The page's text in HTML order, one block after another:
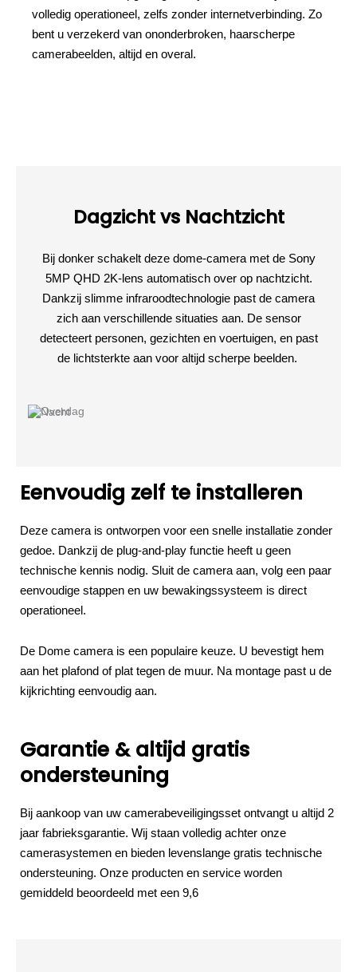
volledig operationeel, zelfs zonder internetverbinding. Zo
bent u verzekerd van ononderbroken, haarscherpe
camerabeelden, altijd en overal.
Dagzicht vs Nachtzicht
Bij donker schakelt deze dome-camera met de Sony
5MP QHD 2K-lens automatisch over op nachtzicht.
Dankzij slimme infraroodtechnologie past de camera
zich aan verschillende situaties aan. De sensor
detecteert personen, gezichten en voertuigen, en past
de lichtsterkte aan voor altijd scherpe beelden.
Eenvoudig zelf te installeren
Deze camera is ontworpen voor een snelle installatie zonder
gedoe. Dankzij de plug-and-play functie heeft u geen
technische kennis nodig. Sluit de camera aan, volg een paar
eenvoudige stappen en uw bewakingssysteem is direct
operationeel.
De Dome camera is een populaire keuze. U bevestigt hem
aan het plafond of plat tegen de muur. Na montage past u de
kijkrichting eenvoudig aan.
Garantie & altijd gratis
ondersteuning
Bij aankoop van uw camerabeveiligingsset ontvangt u altijd 2
jaar fabrieksgarantie. Wij staan volledig achter onze
camerasystemen en bieden levenslange gratis technische
ondersteuning. Onze producten en service worden
gemiddeld beoordeeld met een 9,6